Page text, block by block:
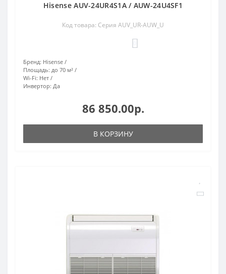
Hisense AUV-24UR4S1A / AUW-24U4SF1
Код товара: Серия AUV_UR-AUW_U
Бренд: Hisense
Площадь: до 70 м²
Wi-Fi: Нет
Инвертор: Да
86 850.00р.
В КОРЗИНУ